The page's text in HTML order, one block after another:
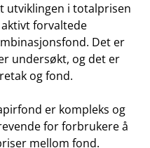
utviklingen i totalprisen
forvaltede
Det er
undersøkt, og det er
og fond.
er kompleks og
for forbrukere å
mellom fond.